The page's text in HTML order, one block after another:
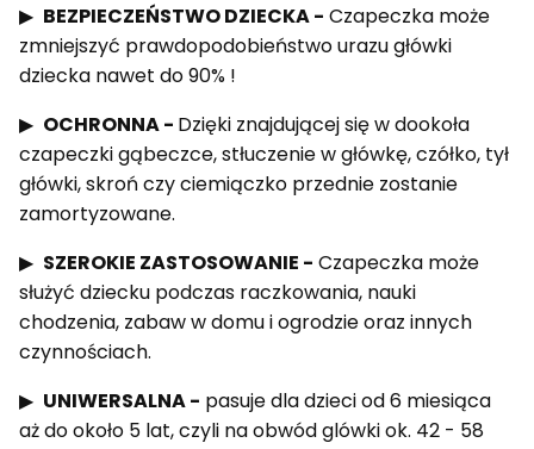
▶ BEZPIECZEŃSTWO DZIECKA - Czapeczka może
zmniejszyć prawdopodobieństwo urazu główki
dziecka nawet do 90% !
▶ OCHRONNA - Dzięki znajdującej się w dookoła
czapeczki gąbeczce, stłuczenie w główkę, czółko, tył
główki, skroń czy ciemiączko przednie zostanie
zamortyzowane.
▶ SZEROKIE ZASTOSOWANIE - Czapeczka może
służyć dziecku podczas raczkowania, nauki
chodzenia, zabaw w domu i ogrodzie oraz innych
czynnościach.
▶ UNIWERSALNA - pasuje dla dzieci od 6 miesiąca
aż do około 5 lat, czyli na obwód glówki ok. 42 - 58